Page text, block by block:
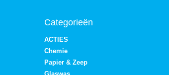
Categorieën
ACTIES
Chemie
Papier & Zeep